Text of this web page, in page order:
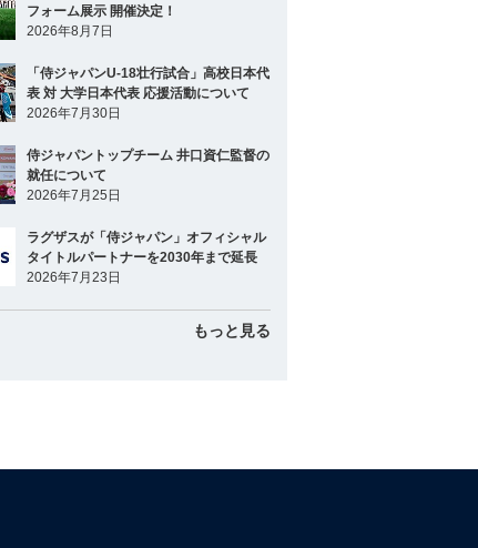
フォーム展示 開催決定！
2026年8月7日
「侍ジャパンU-18壮行試合」高校日本代
表 対 大学日本代表 応援活動について
2026年7月30日
侍ジャパントップチーム 井口資仁監督の
就任について
2026年7月25日
ラグザスが「侍ジャパン」オフィシャル
タイトルパートナーを2030年まで延長
2026年7月23日
もっと見る